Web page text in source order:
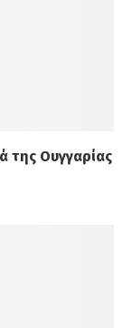
της Ουγγαρίας